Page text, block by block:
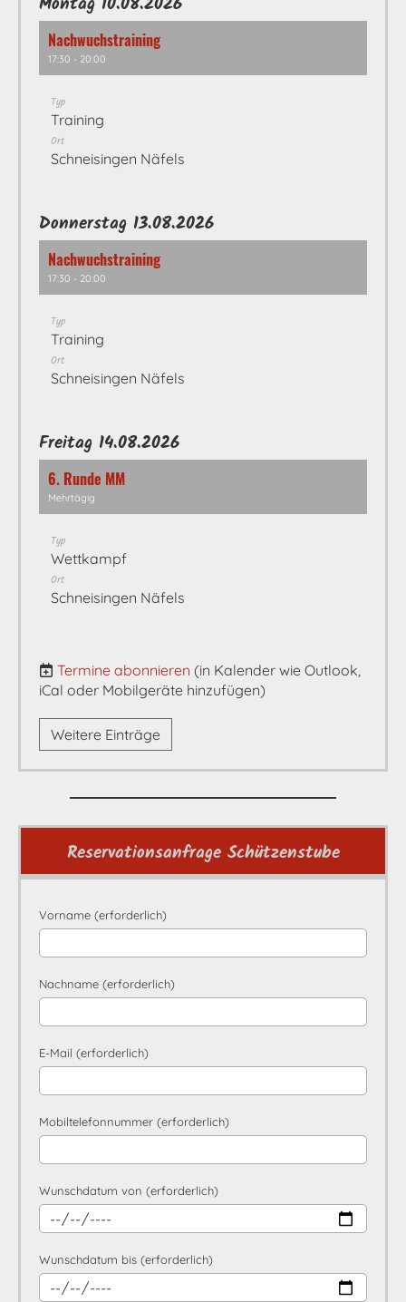
Nachwuchstraining
17:30 - 20:00
Typ
Training
Ort
Schneisingen Näfels
Donnerstag 13.08.2026
Nachwuchstraining
17:30 - 20:00
Typ
Training
Ort
Schneisingen Näfels
Freitag 14.08.2026
6. Runde MM
Mehrtägig
Typ
Wettkampf
Ort
Schneisingen Näfels
Termine abonnieren (in Kalender wie Outlook,
iCal oder Mobilgeräte hinzufügen)
Weitere Einträge
Reservationsanfrage Schützenstube
Vorname (erforderlich)
Nachname (erforderlich)
E-Mail (erforderlich)
Mobiltelefonnummer (erforderlich)
Wunschdatum von (erforderlich)
Wunschdatum bis (erforderlich)